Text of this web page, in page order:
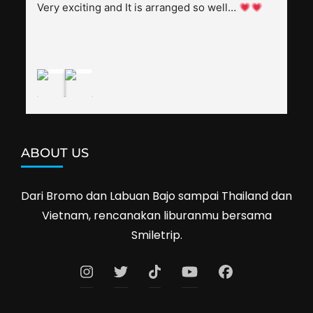
splendid. Pak Alex was also helpful to bargain
Very exciting and It is arranged so well…
ABOUT US
Dari Bromo dan Labuan Bajo sampai Thailand dan
Vietnam, rencanakan liburanmu bersama
Smiletrip.